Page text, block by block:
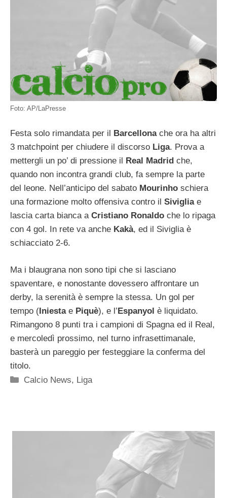
Foto: AP/LaPresse
Festa solo rimandata per il Barcellona che ora ha altri
3 matchpoint per chiudere il discorso Liga. Prova a
mettergli un po’ di pressione il Real Madrid che,
quando non incontra grandi club, fa sempre la parte
del leone. Nell’anticipo del sabato Mourinho schiera
una formazione molto offensiva contro il Siviglia e
lascia carta bianca a Cristiano Ronaldo che lo ripaga
con 4 gol. In rete va anche Kakà, ed il Siviglia è
schiacciato 2-6.
Ma i blaugrana non sono tipi che si lasciano
spaventare, e nonostante dovessero affrontare un
derby, la serenità è sempre la stessa. Un gol per
tempo (Iniesta e Piquè), e l’Espanyol è liquidato.
Rimangono 8 punti tra i campioni di Spagna ed il Real,
e mercoledì prossimo, nel turno infrasettimanale,
basterà un pareggio per festeggiare la conferma del
titolo.
Categorie
Calcio News, Liga